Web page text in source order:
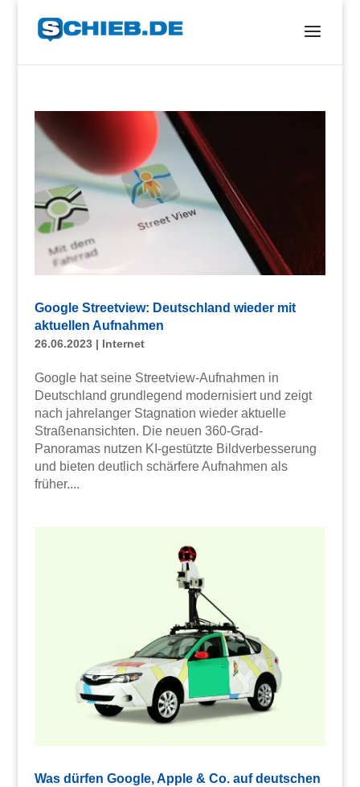
Google Streetview: Deutschland wieder mit
aktuellen Aufnahmen
26.06.2023| Internet
Google hat seine Streetview-Aufnahmen in
Deutschland grundlegend modernisiert und zeigt
nach jahrelanger Stagnation wieder aktuelle
Straßenansichten. Die neuen 360-Grad-
Panoramas nutzen KI-gestützte Bildverbesserung
und bieten deutlich schärfere Aufnahmen als
früher....
Was dürfen Google, Apple & Co. auf deutschen